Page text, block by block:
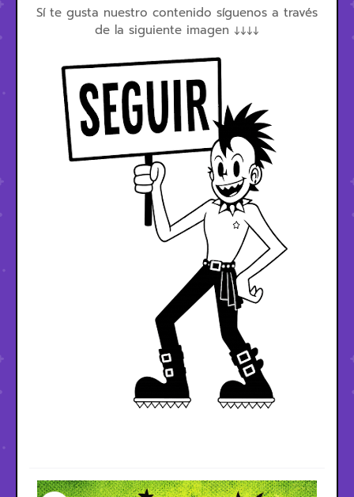
Sí te gusta nuestro contenido síguenos a través
de la siguiente imagen ↓↓↓↓